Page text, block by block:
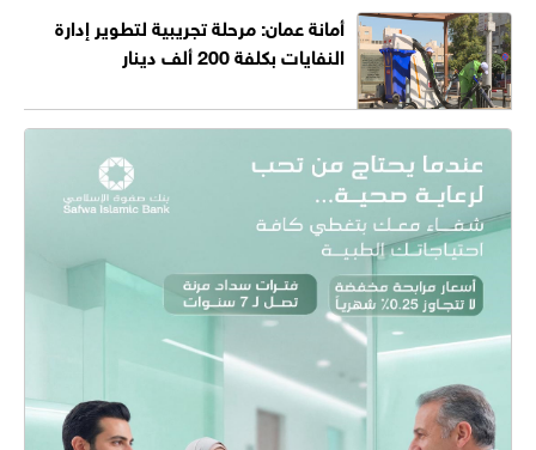
أمانة عمان: مرحلة تجريبية لتطوير إدارة
النفايات بكلفة 200 ألف دينار